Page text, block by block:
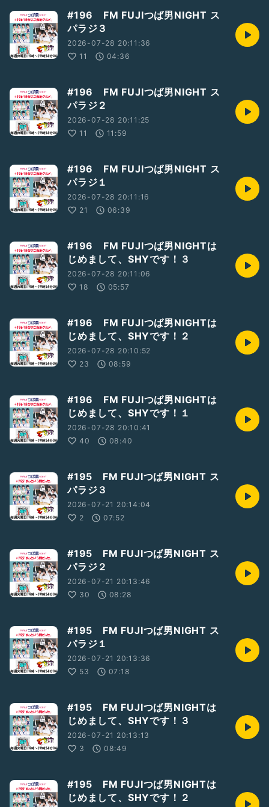
#196 FM FUJIつば男NIGHT ス
パラジ３
2026-07-28 20:11:36
11
04:36
#196 FM FUJIつば男NIGHT ス
パラジ２
2026-07-28 20:11:25
11
11:59
#196 FM FUJIつば男NIGHT ス
パラジ１
2026-07-28 20:11:16
21
06:39
#196 FM FUJIつば男NIGHTは
じめまして、SHYです！３
2026-07-28 20:11:06
18
05:57
#196 FM FUJIつば男NIGHTは
じめまして、SHYです！２
2026-07-28 20:10:52
23
08:59
#196 FM FUJIつば男NIGHTは
じめまして、SHYです！１
2026-07-28 20:10:41
40
08:40
#195 FM FUJIつば男NIGHT ス
パラジ３
2026-07-21 20:14:04
2
07:52
#195 FM FUJIつば男NIGHT ス
パラジ２
2026-07-21 20:13:46
30
08:28
#195 FM FUJIつば男NIGHT ス
パラジ１
2026-07-21 20:13:36
53
07:18
#195 FM FUJIつば男NIGHTは
じめまして、SHYです！３
2026-07-21 20:13:13
3
08:49
#195 FM FUJIつば男NIGHTは
じめまして、SHYです！２